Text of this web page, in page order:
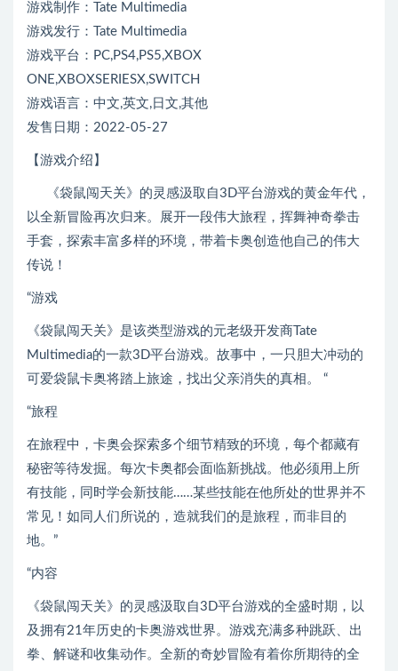
游戏制作：Tate Multimedia
游戏发行：Tate Multimedia
游戏平台：PC,PS4,PS5,XBOX
ONE,XBOXSERIESX,SWITCH
游戏语言：中文,英文,日文,其他
发售日期：2022-05-27
【游戏介绍】
《袋鼠闯天关》的灵感汲取自3D平台游戏的黄金年代，
以全新冒险再次归来。展开一段伟大旅程，挥舞神奇拳击
手套，探索丰富多样的环境，带着卡奥创造他自己的伟大
传说！
“游戏
《袋鼠闯天关》是该类型游戏的元老级开发商Tate
Multimedia的一款3D平台游戏。故事中，一只胆大冲动的
可爱袋鼠卡奥将踏上旅途，找出父亲消失的真相。 “
“旅程
在旅程中，卡奥会探索多个细节精致的环境，每个都藏有
秘密等待发掘。每次卡奥都会面临新挑战。他必须用上所
有技能，同时学会新技能……某些技能在他所处的世界并不
常见！如同人们所说的，造就我们的是旅程，而非目的
地。”
“内容
《袋鼠闯天关》的灵感汲取自3D平台游戏的全盛时期，以
及拥有21年历史的卡奥游戏世界。游戏充满多种跳跃、出
拳、解谜和收集动作。全新的奇妙冒险有着你所期待的全